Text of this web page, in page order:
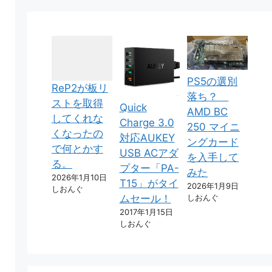
ReP2が板リ
ストを取得
してくれな
くなったの
で何とかす
る。
2026年1月10日
しおんぐ
Quick
Charge 3.0
対応AUKEY
USB ACアダ
プター「PA-
T15」がタイ
ムセール！
2017年1月15日
しおんぐ
PS5の選別
落ち？
AMD BC
250 マイニ
ングカード
を入手して
みた
2026年1月9日
しおんぐ